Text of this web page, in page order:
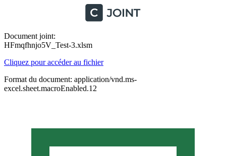
Document joint:
HFmqfhnjo5V_Test-3.xlsm
Cliquez pour accéder au fichier
Format du document: application/vnd.ms-
excel.sheet.macroEnabled.12